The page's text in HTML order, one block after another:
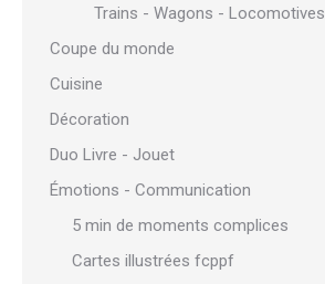
Trains - Wagons - Locomotives
Coupe du monde
Cuisine
Décoration
Duo Livre - Jouet
Émotions - Communication
5 min de moments complices
Cartes illustrées fcppf